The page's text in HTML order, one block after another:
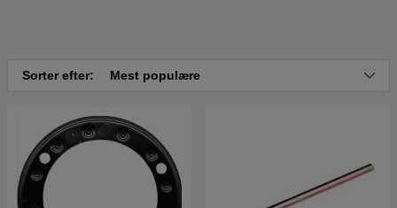
Sorter efter: Mest populære